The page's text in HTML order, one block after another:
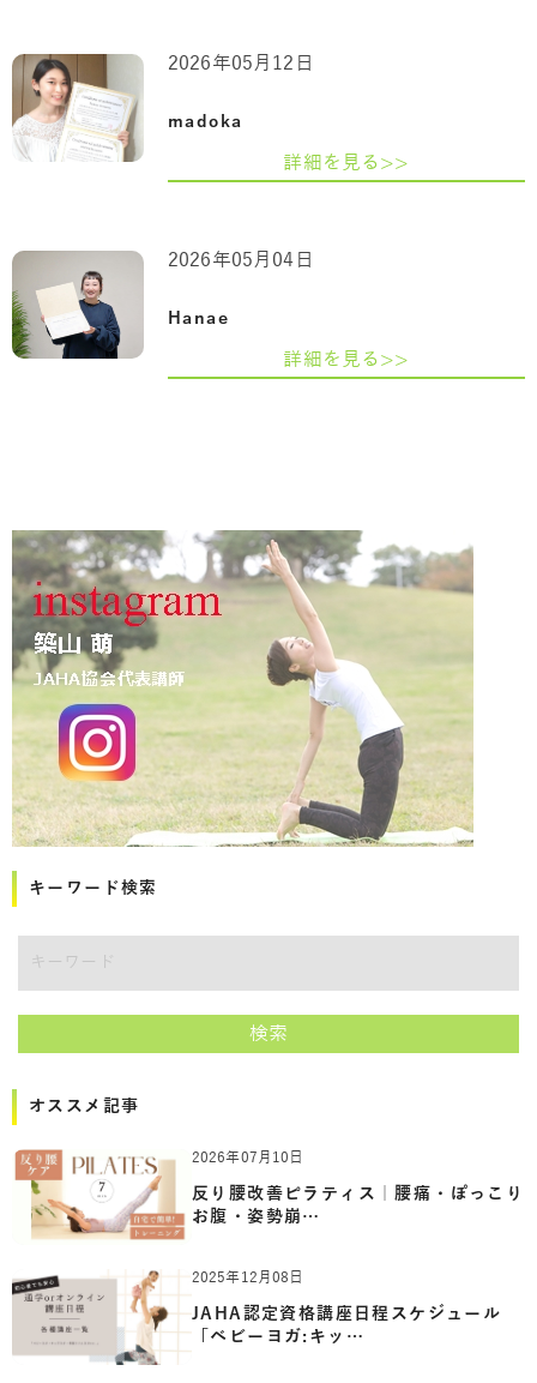
madoka
2026年05月12日
詳細を見る>>
Hanae
2026年05月04日
詳細を見る>>
キーワード検索
検索
オススメ記事
2026年07月10日
反り腰改善ピラティス｜腰痛・ぽっこり
お腹・姿勢崩…
2025年12月08日
JAHA認定資格講座日程スケジュール
「ベビーヨガ:キッ…